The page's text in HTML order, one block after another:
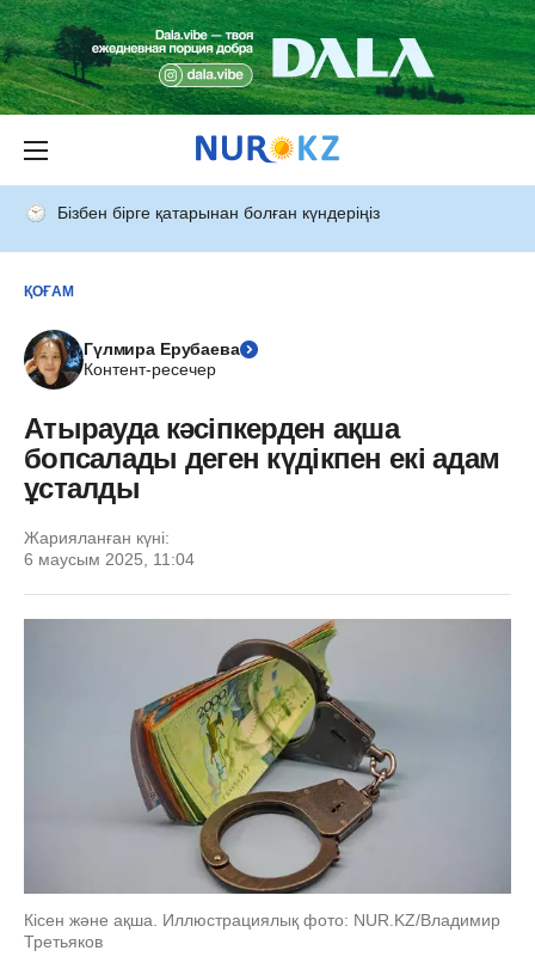
Бізбен бірге қатарынан болған күндеріңіз
ҚОҒАМ
Гүлмира Ерубаева
Контент-ресечер
Атырауда кәсіпкерден ақша
бопсалады деген күдікпен екі адам
ұсталды
Жарияланған күні:
6 маусым 2025, 11:04
Кісен және ақша. Иллюстрациялық фото: NUR.KZ/Владимир
Третьяков